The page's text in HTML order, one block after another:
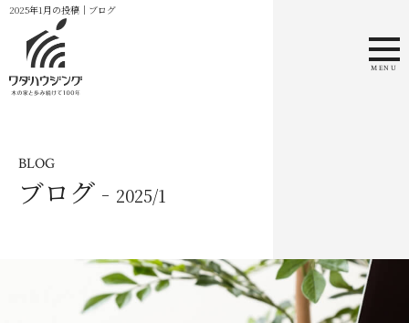
2025年1月の投稿｜ブログ
MENU
BLOG
ブログ - 2025/1